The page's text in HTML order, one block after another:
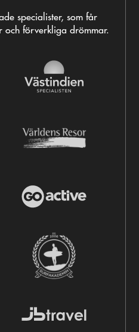
specialister, som får
och förverkliga drömmar.